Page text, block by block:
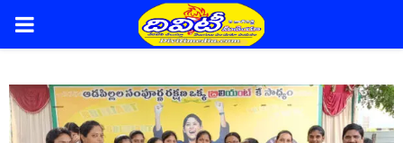
PRIMARY